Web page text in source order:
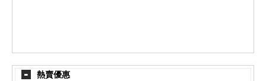
熱賣優惠